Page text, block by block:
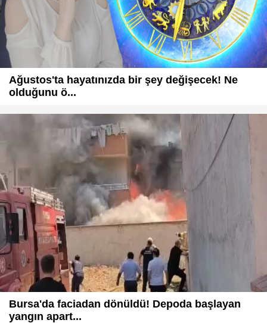
Ağustos'ta hayatınızda bir şey değişecek! Ne
olduğunu ö...
Bursa'da faciadan dönüldü! Depoda başlayan
yangın apart...